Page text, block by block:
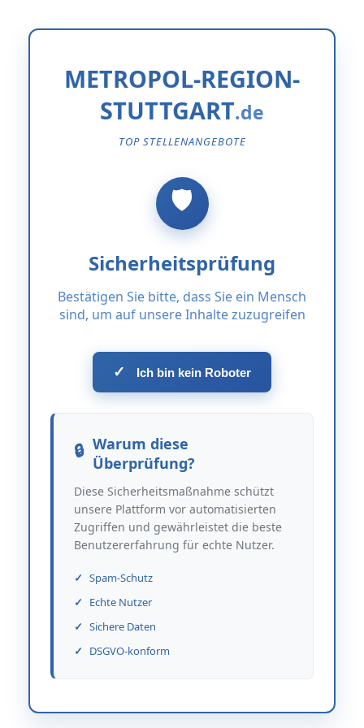
METROPOL-REGION-
STUTTGART
TOP STELLENANGEBOTE
Sicherheitsprüfung
Bestätigen Sie bitte, dass Sie ein Mensch
sind, um auf unsere Inhalte zuzugreifen
✓ Ich bin kein Roboter
Warum diese
Überprüfung?
Diese Sicherheitsmaßnahme schützt
unsere Plattform vor automatisierten
Zugriffen und gewährleistet die beste
Benutzererfahrung für echte Nutzer.
Spam-Schutz
Echte Nutzer
Sichere Daten
DSGVO-konform